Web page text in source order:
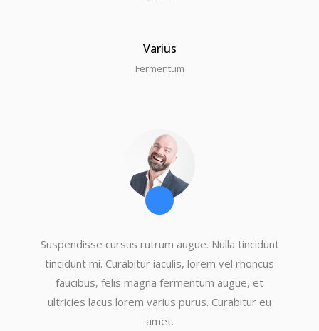
Varius
Fermentum
Suspendisse cursus rutrum augue. Nulla tincidunt
tincidunt mi. Curabitur iaculis, lorem vel rhoncus
faucibus, felis magna fermentum augue, et
ultricies lacus lorem varius purus. Curabitur eu
amet.